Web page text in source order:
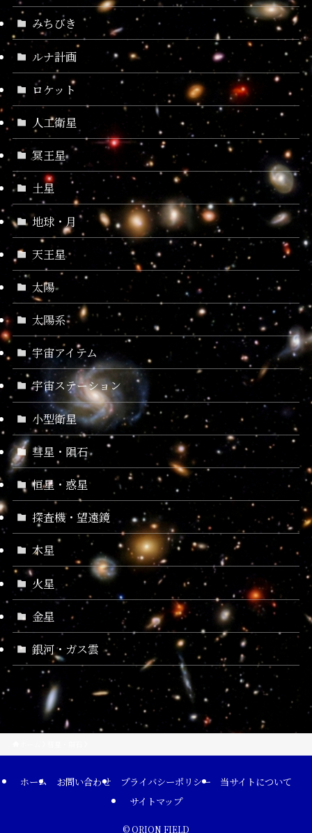
みちびき
ルナ計画
ロケット
人工衛星
冥王星
土星
地球・月
天王星
太陽
太陽系
宇宙アイテム
宇宙ステーション
小型衛星
彗星・隕石
恒星・惑星
探査機・望遠鏡
木星
火星
金星
銀河・ガス雲
ホーム お問い合わせ プライバシーポリシー
当サイトについて
サイトマップ
©ORION FIELD